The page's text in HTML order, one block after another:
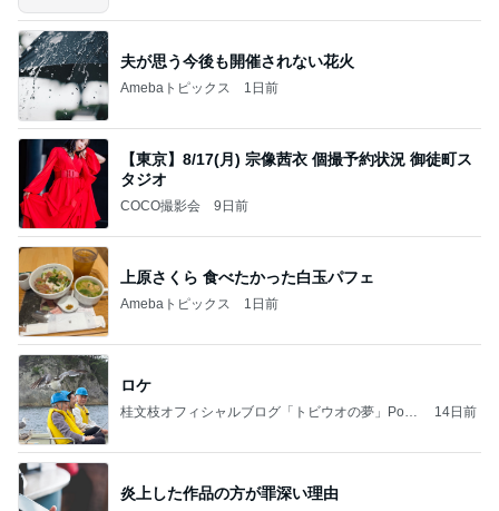
夫が思う今後も開催されない花火
Amebaトピックス 1日前
【東京】8/17(月) 宗像茜衣 個撮予約状況 御徒町ス
タジオ
COCO撮影会 9日前
上原さくら 食べたかった白玉パフェ
Amebaトピックス 1日前
ロケ
桂文枝オフィシャルブログ「トビウオの夢」Pow
14日前
炎上した作品の方が罪深い理由